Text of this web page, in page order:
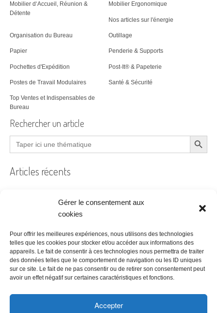
Gérer le consentement aux
cookies
Pour offrir les meilleures expériences, nous utilisons des technologies
telles que les cookies pour stocker et/ou accéder aux informations des
appareils. Le fait de consentir à ces technologies nous permettra de traiter
des données telles que le comportement de navigation ou les ID uniques
sur ce site. Le fait de ne pas consentir ou de retirer son consentement peut
avoir un effet négatif sur certaines caractéristiques et fonctions.
Accepter
Mobilier d‘Accueil, Réunion &
Détente
Mobilier Ergonomique
Nos articles sur l'énergie
Organisation du Bureau Outillage
Papier Penderie & Supports
Pochettes d'Expédition Post-It® & Papeterie
Postes de Travail Modulaires Santé & Sécurité
Top Ventes et Indispensables de
Bureau
Rechercher un article
Search
for:
Search Button
Articles récents
Filtre à air encrassé au bureau : le guide pratique
Acheter ses bureaux, faut-il encore y penser ?
Les étapes à suivre pour la création d’une entreprise
Bien choisir son logiciel de comptabilité